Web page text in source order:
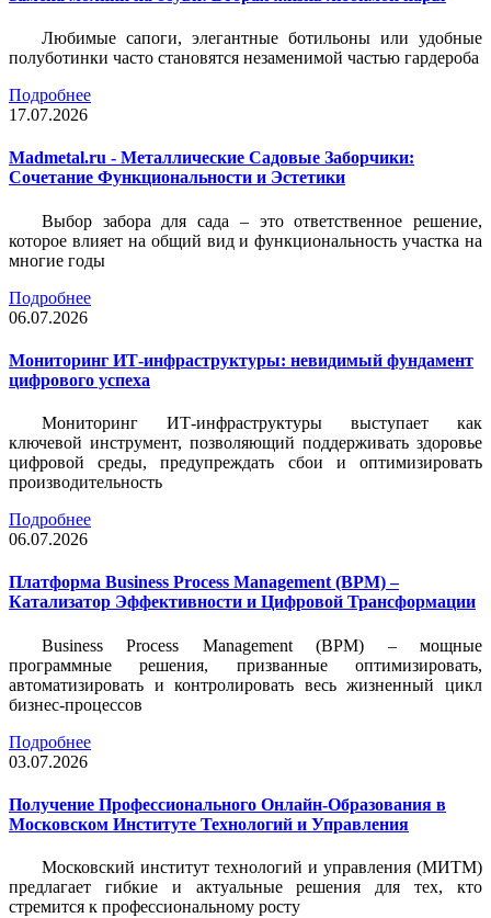
Любимые сапоги, элегантные ботильоны или удобные
полуботинки часто становятся незаменимой частью гардероба
Подробнее
17.07.2026
Madmetal.ru - Металлические Садовые Заборчики:
Сочетание Функциональности и Эстетики
Выбор забора для сада – это ответственное решение,
которое влияет на общий вид и функциональность участка на
многие годы
Подробнее
06.07.2026
Мониторинг ИТ-инфраструктуры: невидимый фундамент
цифрового успеха
Мониторинг ИТ-инфраструктуры выступает как
ключевой инструмент, позволяющий поддерживать здоровье
цифровой среды, предупреждать сбои и оптимизировать
производительность
Подробнее
06.07.2026
Платформа Business Process Management (BPM) –
Катализатор Эффективности и Цифровой Трансформации
Business Process Management (BPM) – мощные
программные решения, призванные оптимизировать,
автоматизировать и контролировать весь жизненный цикл
бизнес-процессов
Подробнее
03.07.2026
Получение Профессионального Онлайн-Образования в
Московском Институте Технологий и Управления
Московский институт технологий и управления (МИТМ)
предлагает гибкие и актуальные решения для тех, кто
стремится к профессиональному росту